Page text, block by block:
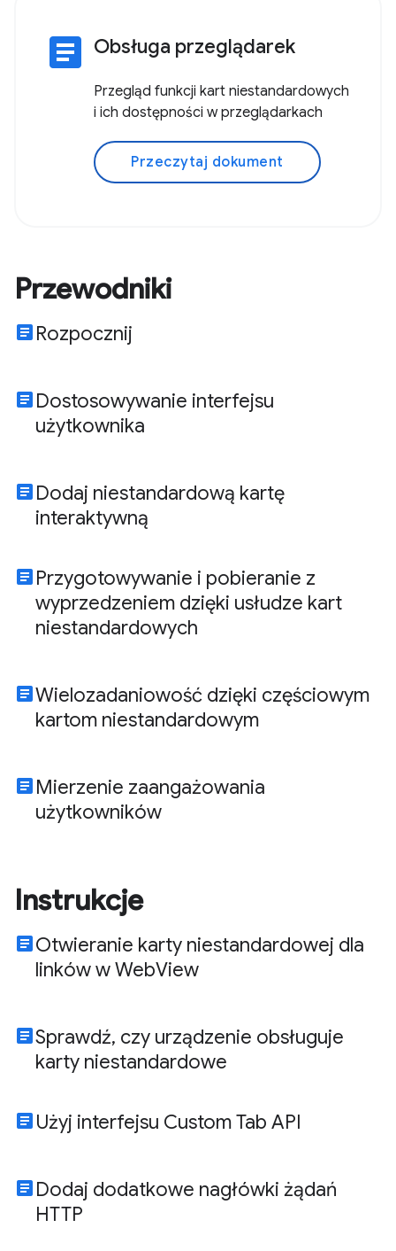
article Obsługa przeglądarek
Przegląd funkcji kart niestandardowych
i ich dostępności w przeglądarkach
Przeczytaj dokument
Przewodniki
article Rozpocznij
article Dostosowywanie interfejsu
użytkownika
article Dodaj niestandardową kartę
interaktywną
article Przygotowywanie i pobieranie z
wyprzedzeniem dzięki usłudze kart
niestandardowych
articleWielozadaniowość dzięki częściowym
kartom niestandardowym
article Mierzenie zaangażowania
użytkowników
Instrukcje
articleOtwieranie karty niestandardowej dla
linków w WebView
articleSprawdź, czy urządzenie obsługuje
karty niestandardowe
article Użyj interfejsu Custom Tab API
article Dodaj dodatkowe nagłówki żądań
HTTP